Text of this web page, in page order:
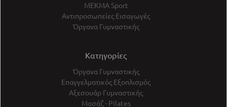
ΜΕΚΜΑ Sport
Αντιπροσωπείες Εισαγωγές
Όργανα Γυμναστικής
Κατηγορίες
Όργανα Γυμναστικής
Επαγγελματικός Εξοπλισμός
Αξεσουάρ Γυμναστικής
Μασάζ - Pilates